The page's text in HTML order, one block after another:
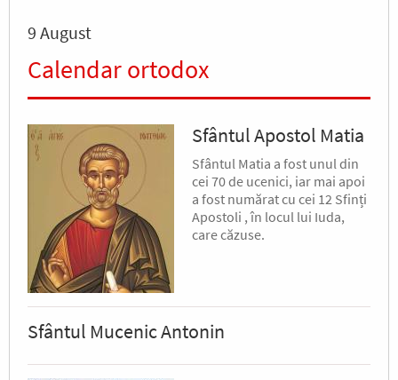
9 August
Calendar ortodox
Sfântul Apostol Matia
Sfântul Matia a fost unul din
cei 70 de ucenici, iar mai apoi
a fost numărat cu cei 12 Sfinți
Apostoli , în locul lui Iuda,
care căzuse.
Sfântul Mucenic Antonin